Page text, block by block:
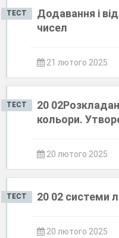
ТЕСТ
Додавання і
чисел
21 лютого 2025
ТЕСТ
20
кольори.
20 лютого 2025
ТЕСТ 20 02 системи
20 лютого 2025